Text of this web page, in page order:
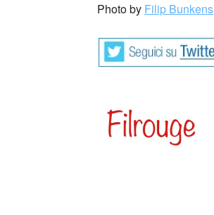
Photo by Filip Bunkens